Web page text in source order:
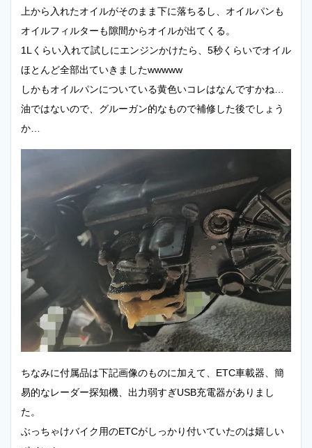
上から入れたオイルがそのまま下に落ちるし、オイルパンも
オイルフィルターも隙間からオイルが出てくる。
1Lくらい入れて試しにエンジンかけたら、5秒くらいでオイル
ほとんど全部出ていきましたwwwww
しかもオイルパンについている黄色いコレはなんですかね…
油ではないので、グルーガン的なもので補修した後でしょう
か…
ちなみに付属品は下記画像のものに加えて、ETC車載器、簡
易的なレーダー探知機、出力弱すぎUSB充電器がありまし
た。
ぶっちゃけバイク用のETCがしっかり付いていたのは嬉しい